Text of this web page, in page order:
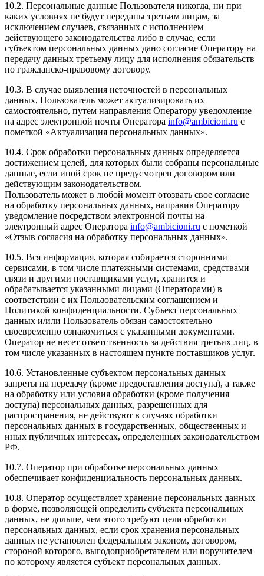
10.2. Персональные данные Пользователя никогда, ни при
каких условиях не будут переданы третьим лицам, за
исключением случаев, связанных с исполнением
действующего законодательства либо в случае, если
субъектом персональных данных дано согласие Оператору на
передачу данных третьему лицу для исполнения обязательств
по гражданско-правовому договору.
10.3. В случае выявления неточностей в персональных
данных, Пользователь может актуализировать их
самостоятельно, путем направления Оператору уведомление
на адрес электронной почты Оператора info@ambicioni.ru с
пометкой «Актуализация персональных данных».
10.4. Срок обработки персональных данных определяется
достижением целей, для которых были собраны персональные
данные, если иной срок не предусмотрен договором или
действующим законодательством.
Пользователь может в любой момент отозвать свое согласие
на обработку персональных данных, направив Оператору
уведомление посредством электронной почты на
электронный адрес Оператора info@ambicioni.ru с пометкой
«Отзыв согласия на обработку персональных данных».
10.5. Вся информация, которая собирается сторонними
сервисами, в том числе платежными системами, средствами
связи и другими поставщиками услуг, хранится и
обрабатывается указанными лицами (Операторами) в
соответствии с их Пользовательским соглашением и
Политикой конфиденциальности. Субъект персональных
данных и/или Пользователь обязан самостоятельно
своевременно ознакомиться с указанными документами.
Оператор не несет ответственность за действия третьих лиц, в
том числе указанных в настоящем пункте поставщиков услуг.
10.6. Установленные субъектом персональных данных
запреты на передачу (кроме предоставления доступа), а также
на обработку или условия обработки (кроме получения
доступа) персональных данных, разрешенных для
распространения, не действуют в случаях обработки
персональных данных в государственных, общественных и
иных публичных интересах, определенных законодательством
РФ.
10.7. Оператор при обработке персональных данных
обеспечивает конфиденциальность персональных данных.
10.8. Оператор осуществляет хранение персональных данных
в форме, позволяющей определить субъекта персональных
данных, не дольше, чем этого требуют цели обработки
персональных данных, если срок хранения персональных
данных не установлен федеральным законом, договором,
стороной которого, выгодоприобретателем или поручителем
по которому является субъект персональных данных.